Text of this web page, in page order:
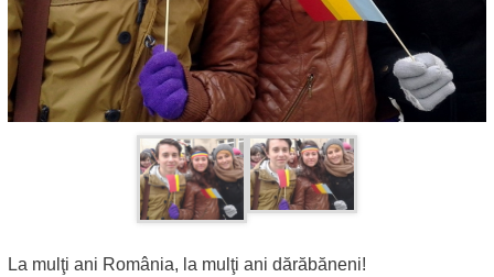
La mulţi ani România, la mulţi ani dărăbăneni!